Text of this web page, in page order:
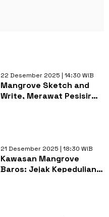
22 Desember 2025 | 14:30 WIB
Mangrove Sketch and
Write, Merawat Pesisir
21 Desember 2025 | 18:30 WIB
Kawasan Mangrove
Baros: Jejak Kepedulian